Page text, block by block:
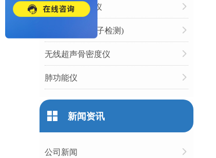
人体成分分析仪
经颅多普勒(栓子检测)
无线超声骨密度仪
肺功能仪
新闻资讯
公司新闻